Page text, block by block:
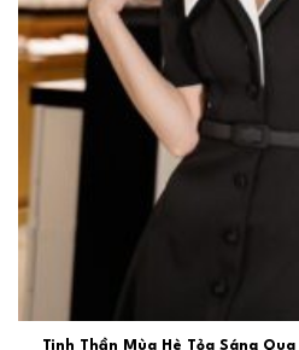
Tinh Thần Mùa Hè Tỏa Sáng